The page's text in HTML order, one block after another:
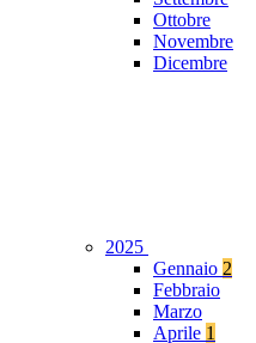
Ottobre
Novembre
Dicembre
2025
Gennaio 2
Febbraio
Marzo
Aprile 1